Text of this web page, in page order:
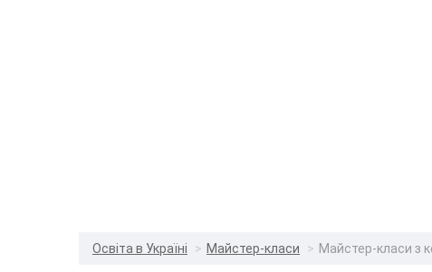
Освіта в Україні Майстер-класи Майстер-класи з